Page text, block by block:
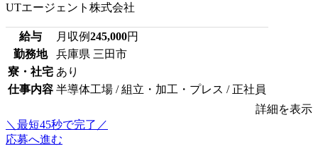
UTエージェント株式会社
給与 月収例245,000円
勤務地
兵庫県 三田市
寮・社宅 あり
仕事内容 半導体工場 / 組立・加工・プレス / 正社員
詳細を表示
＼最短45秒で完了／
応募へ進む